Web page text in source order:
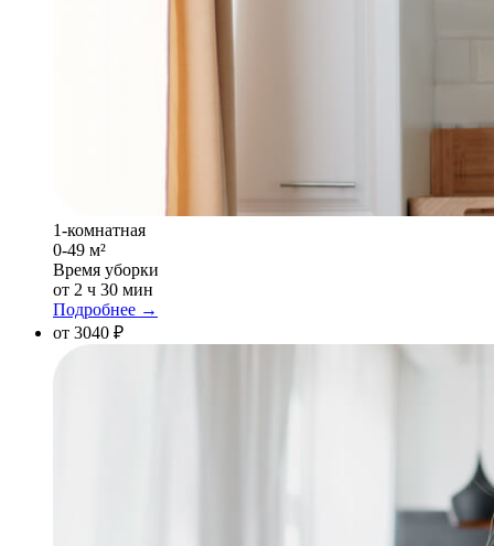
1-комнатная
0-49 м²
Время уборки
от 2 ч 30 мин
Подробнее →
от 3040 ₽